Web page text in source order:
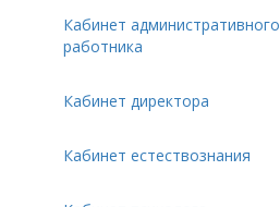
Кабинет административного
работника
Кабинет директора
Кабинет естествознания